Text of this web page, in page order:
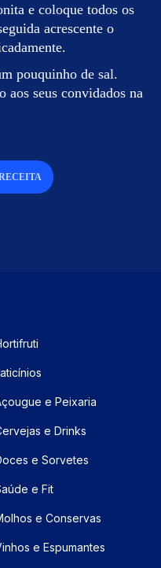
e coloque todos os
acrescente o
pouquinho de sal.
aos seus convidados na
e Peixaria
e Drinks
e Sorvetes
e Fit
e Conservas
e Espumantes